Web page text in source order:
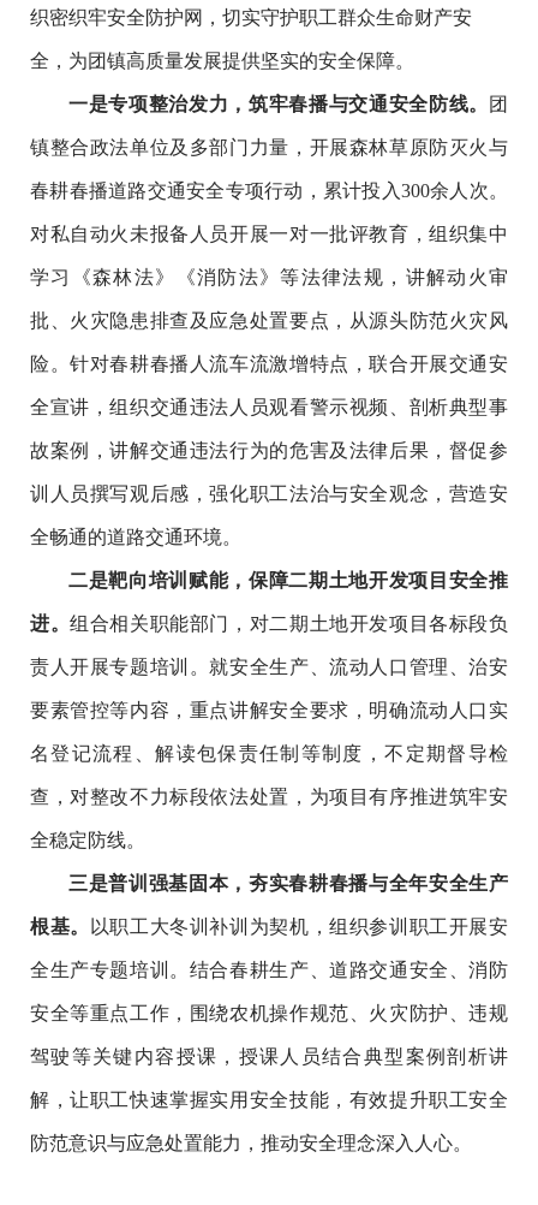
织密织牢安全防护网，切实守护职工群众生命财产安
全，为团镇高质量发展提供坚实的安全保障。
一是专项整治发力，筑牢春播与交通安全防线。 团
镇整合政法单位及多部门力量，开展森林草原防灭火与
春耕春播道路交通安全专项行动，累计投入300余人次。
对私自动火未报备人员开展一对一批评教育，组织集中
学习《森林法》《消防法》等法律法规，讲解动火审
批、火灾隐患排查及应急处置要点，从源头防范火灾风
险。针对春耕春播人流车流激增特点，联合开展交通安
全宣讲，组织交通违法人员观看警示视频、剖析典型事
故案例，讲解交通违法行为的危害及法律后果，督促参
训人员撰写观后感，强化职工法治与安全观念，营造安
全畅通的道路交通环境。
二是靶向培训赋能，保障二期土地开发项目安全推
进。组合相关职能部门，对二期土地开发项目各标段负
责人开展专题培训。就安全生产、流动人口管理、治安
要素管控等内容，重点讲解安全要求，明确流动人口实
名登记流程、解读包保责任制等制度，不定期督导检
查，对整改不力标段依法处置，为项目有序推进筑牢安
全稳定防线。
三是普训强基固本，夯实春耕春播与全年安全生产
根基。 以职工大冬训补训为契机，组织参训职工开展安
全生产专题培训。结合春耕生产、道路交通安全、消防
安全等重点工作，围绕农机操作规范、火灾防护、违规
驾驶等关键内容授课，授课人员结合典型案例剖析讲
解，让职工快速掌握实用安全技能，有效提升职工安全
防范意识与应急处置能力，推动安全理念深入人心。